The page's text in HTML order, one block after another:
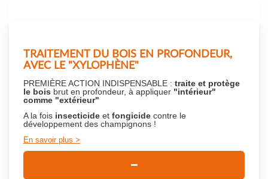
TRAITEMENT DU BOIS EN PROFONDEUR,
AVEC LE "XYLOPHÈNE"
PREMIÈRE ACTION INDISPENSABLE : traite et protège
le bois brut en profondeur, à appliquer "intérieur"
comme "extérieur"
A la fois insecticide et fongicide contre le
développement des champignons !
En savoir plus